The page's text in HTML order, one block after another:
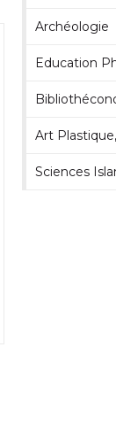
Archéologie
Education
Art
Sciences